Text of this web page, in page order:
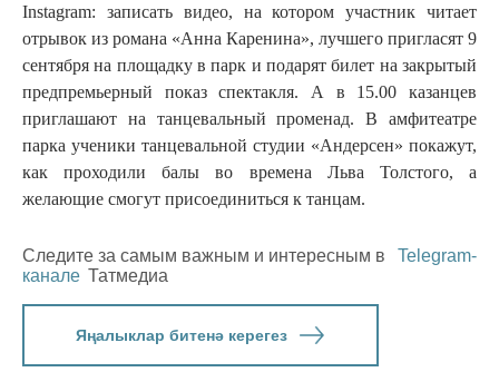
Instagram: записать видео, на котором участник читает
отрывок из романа «Анна Каренина», лучшего пригласят 9
сентября на площадку в парк и подарят билет на закрытый
предпремьерный показ спектакля. А в 15.00 казанцев
приглашают на танцевальный променад. В амфитеатре
парка ученики танцевальной студии «Андерсен» покажут,
как проходили балы во времена Льва Толстого, а
желающие смогут присоединиться к танцам.
Следите за самым важным и интересным в
Telegram-
канале Татмедиа
Яңалыклар битенә керегез